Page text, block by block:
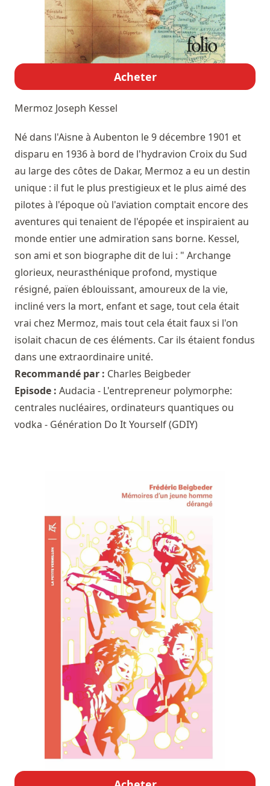
Acheter
Mermoz Joseph Kessel
Né dans l'Aisne à Aubenton le 9 décembre 1901 et
disparu en 1936 à bord de l'hydravion Croix du Sud
au large des côtes de Dakar, Mermoz a eu un destin
unique : il fut le plus prestigieux et le plus aimé des
pilotes à l'époque où l'aviation comptait encore des
aventures qui tenaient de l'épopée et inspiraient au
monde entier une admiration sans borne. Kessel,
son ami et son biographe dit de lui : " Archange
glorieux, neurasthénique profond, mystique
résigné, païen éblouissant, amoureux de la vie,
incliné vers la mort, enfant et sage, tout cela était
vrai chez Mermoz, mais tout cela était faux si l'on
isolait chacun de ces éléments. Car ils étaient fondus
dans une extraordinaire unité.
Recommandé par : Charles Beigbeder
Episode : Audacia - L'entrepreneur polymorphe:
centrales nucléaires, ordinateurs quantiques ou
vodka - Génération Do It Yourself (GDIY)